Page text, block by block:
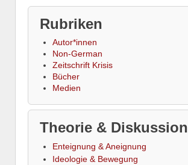
Rubriken
Autor*innen
Non-German
Zeitschrift Krisis
Bücher
Medien
Theorie & Diskussion
Enteignung & Aneignung
Ideologie & Bewegung